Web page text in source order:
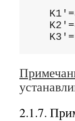
2.1.7.